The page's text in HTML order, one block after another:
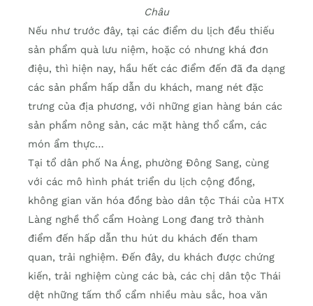
Châu
Nếu như trước đây, tại các điểm du lịch đều thiếu
sản phẩm quà lưu niệm, hoặc có nhưng khá đơn
điệu, thì hiện nay, hầu hết các điểm đến đã đa dạng
các sản phẩm hấp dẫn du khách, mang nét đặc
trưng của địa phương, với những gian hàng bán các
sản phẩm nông sản, các mặt hàng thổ cẩm, các
món ẩm thực…
Tại tổ dân phố Na Áng, phường Đông Sang, cùng
với các mô hình phát triển du lịch cộng đồng,
không gian văn hóa đồng bào dân tộc Thái của HTX
Làng nghề thổ cẩm Hoàng Long đang trở thành
điểm đến hấp dẫn thu hút du khách đến tham
quan, trải nghiệm. Đến đây, du khách được chứng
kiến, trải nghiệm cùng các bà, các chị dân tộc Thái
dệt những tấm thổ cẩm nhiều màu sắc, hoa văn